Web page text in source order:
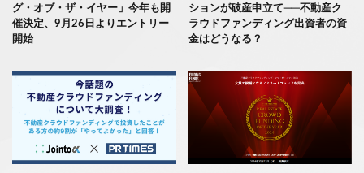
グ・オブ・ザ・イヤー」今年も開
催決定、9月26日よりエントリー
開始
ションが破産申立て──不動産ク
ラウドファンディング出資者の資
金はどうなる？